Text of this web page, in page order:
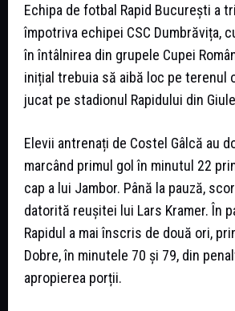
Echipa de fotbal Rapid București a
împotriva echipei CSC Dumbrăvița,
în întâlnirea din grupele Cupei
inițial trebuia să aibă loc pe terenul
jucat pe stadionul Rapidului din
Elevii antrenați de Costel Gâlcă au
marcând primul gol în minutul 22
cap a lui Jambor. Până la pauză,
datorită reușitei lui Lars Kramer. În
Rapidul a mai înscris de două ori,
Dobre, în minutele 70 și 79, din
apropierea porții.